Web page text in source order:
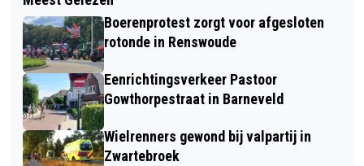
FEESTVIERING NA MAROKKAANSE
WK-ZEGE IN EDE
NOODZAKELIJKE VERVOLGSTAP
GEZET IN WOLVENAANPAK
Boerenprotest zorgt voor afgesloten
rotonde in Renswoude
Eenrichtingsverkeer Pastoor
Gowthorpestraat in Barneveld
Wielrenners gewond bij valpartij in
Zwartebroek